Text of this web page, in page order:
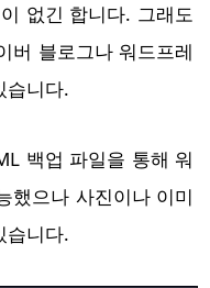
없긴 합니다. 그래도
버 블로그나 워드프레
습니다.
백업 파일을 통해 워
했으나 사진이나 이미
습니다.